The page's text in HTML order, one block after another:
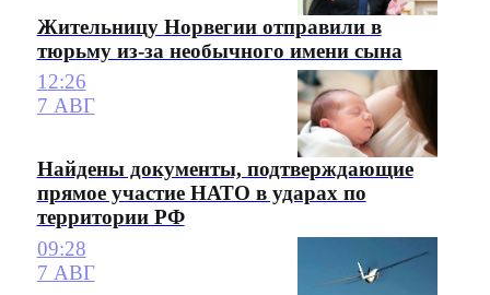
Жительницу Норвегии отправили в
тюрьму из-за необычного имени сына
12:26
7 АВГ
Найдены документы, подтверждающие
прямое участие НАТО в ударах по
территории РФ
09:28
7 АВГ